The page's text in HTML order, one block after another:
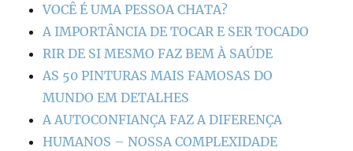
VOCÊ É UMA PESSOA CHATA?
A IMPORTÂNCIA DE TOCAR E SER TOCADO
RIR DE SI MESMO FAZ BEM À SAÚDE
AS 50 PINTURAS MAIS FAMOSAS DO
MUNDO EM DETALHES
A AUTOCONFIANÇA FAZ A DIFERENÇA
HUMANOS – NOSSA COMPLEXIDADE